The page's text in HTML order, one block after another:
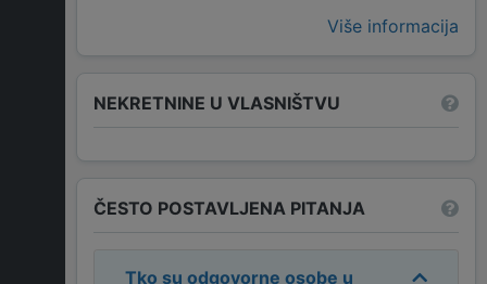
Više informacija
NEKRETNINE U VLASNIŠTVU
ČESTO POSTAVLJENA PITANJA
Tko su odgovorne osobe u